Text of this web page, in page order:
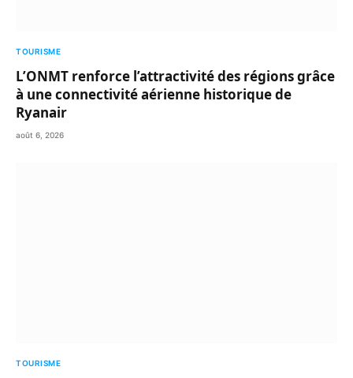
TOURISME
L’ONMT renforce l’attractivité des régions grâce
à une connectivité aérienne historique de
Ryanair
août 6, 2026
TOURISME